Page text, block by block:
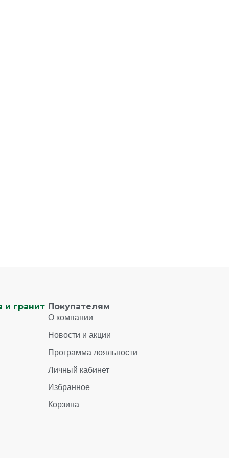
и гранит Покупателям
О компании
Новости и акции
Программа лояльности
Личный кабинет
Избранное
Корзина